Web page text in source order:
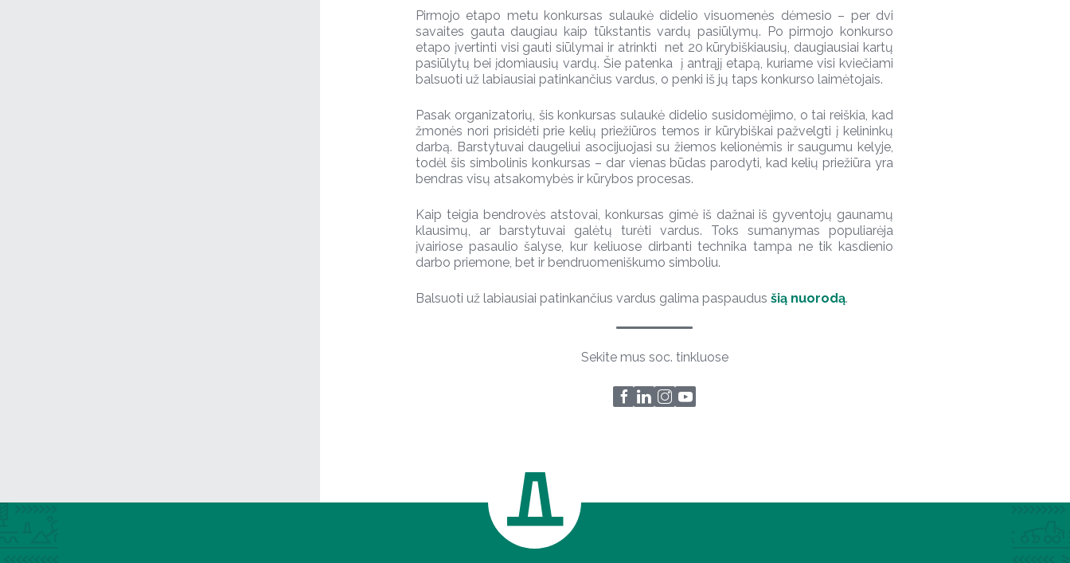
Pirmojo etapo metu konkursas sulaukė didelio visuomenės dėmesio – per dvi
savaites gauta daugiau kaip tūkstantis vardų pasiūlymų. Po pirmojo konkurso
etapo įvertinti visi gauti siūlymai ir atrinkti net 20 kūrybiškiausių, daugiausiai kartų
pasiūlytų bei įdomiausių vardų. Šie patenka į antrąjį etapą, kuriame visi kviečiami
balsuoti už labiausiai patinkančius vardus, o penki iš jų taps konkurso laimėtojais.
Pasak organizatorių, šis konkursas sulaukė didelio susidomėjimo, o tai reiškia, kad
žmonės nori prisidėti prie kelių priežiūros temos ir kūrybiškai pažvelgti į kelininkų
darbą. Barstytuvai daugeliui asocijuojasi su žiemos kelionėmis ir saugumu kelyje,
todėl šis simbolinis konkursas – dar vienas būdas parodyti, kad kelių priežiūra yra
bendras visų atsakomybės ir kūrybos procesas.
Kaip teigia bendrovės atstovai, konkursas gimė iš dažnai iš gyventojų gaunamų
klausimų, ar barstytuvai galėtų turėti vardus. Toks sumanymas populiarėja
įvairiose pasaulio šalyse, kur keliuose dirbanti technika tampa ne tik kasdienio
darbo priemone, bet ir bendruomeniškumo simboliu.
Balsuoti už labiausiai patinkančius vardus galima paspaudus šią nuorodą.
Sekite mus soc. tinkluose